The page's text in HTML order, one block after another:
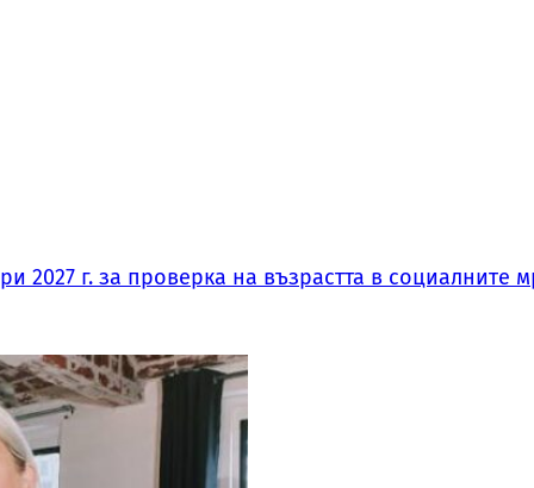
2027 г. за проверка на възрастта в социалните